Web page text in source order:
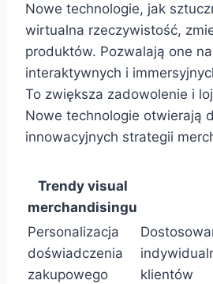
Nowe technologie, jak
wirtualna rzeczywistość,
produktów. Pozwalają one
interaktywnych i
To zwiększa zadowolenie i
Nowe technologie otwierają
innowacyjnych strategii
Trendy visual
merchandisingu
Personalizacja
doświadczenia
zakupowego
klientów